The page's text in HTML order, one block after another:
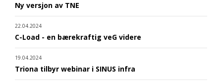
Ny versjon av TNE
22.04.2024
C-Load - en bærekraftig veG videre
19.04.2024
Triona tilbyr webinar i SINUS infra